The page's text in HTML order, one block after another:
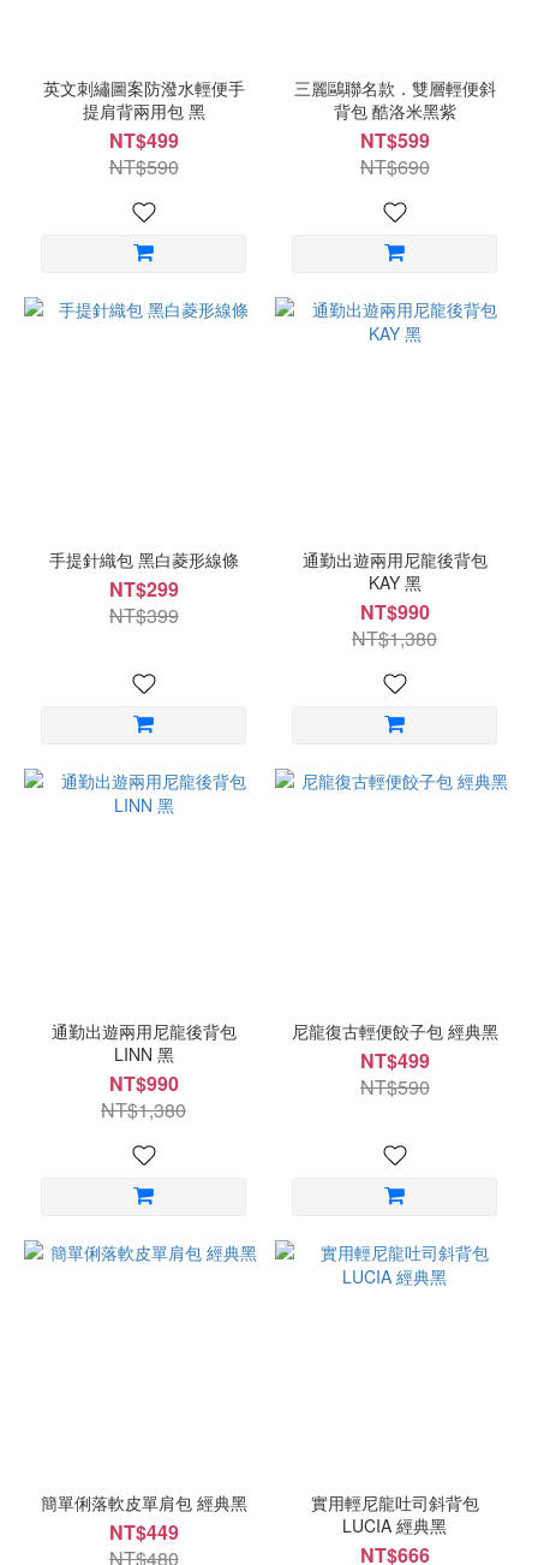
英文刺繡圖案防潑水輕便手
提肩背兩用包 黑
NT$499
NT$590
三麗鷗聯名款．雙層輕便斜
背包 酷洛米黑紫
NT$599
NT$690
手提針織包 黑白菱形線條
NT$299
NT$399
通勤出遊兩用尼龍後背包
KAY 黑
NT$990
NT$1,380
通勤出遊兩用尼龍後背包
LINN 黑
NT$990
NT$1,380
尼龍復古輕便餃子包 經典黑
NT$499
NT$590
簡單俐落軟皮單肩包 經典黑
NT$449
NT$480
實用輕尼龍吐司斜背包
LUCIA 經典黑
NT$666